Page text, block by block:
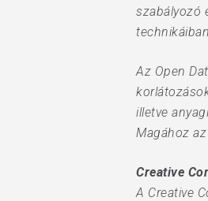
szabályozó
Az Open
illetve
Magához
Creative
A Creative